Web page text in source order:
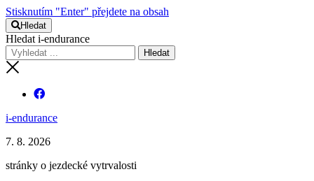
Stisknutím "Enter" přejdete na obsah
Hledat
Hledat i-endurance
i-endurance
7. 8. 2026
stránky o jezdecké vytrvalosti